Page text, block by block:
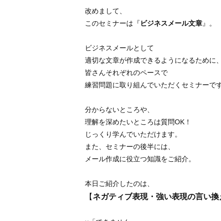
改めまして、
このセミナーは『ビジネスメール文章』。
ビジネスメールとして
適切な文章が作成できるようになるために、
皆さんそれぞれのペースで
練習問題に取り組んでいただくセミナーです
分からないところや、
理解を深めたいところは質問OK！
じっくり学んでいただけます。
また、セミナーの後半には、
メール作成に役立つ知識をご紹介。
本日ご紹介したのは、
【ネガティブ表現・強い表現の言い換